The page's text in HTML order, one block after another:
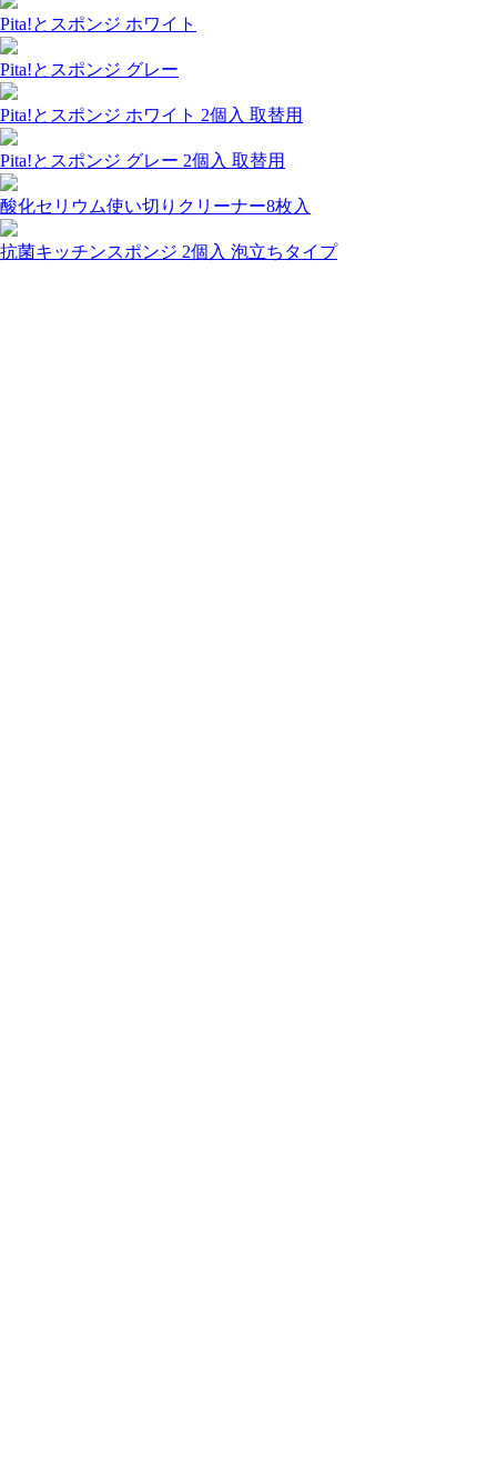
Pita!とスポンジ ホワイト
Pita!とスポンジ グレー
Pita!とスポンジ ホワイト 2個入 取替用
Pita!とスポンジ グレー 2個入 取替用
酸化セリウム使い切りクリーナー8枚入
抗菌キッチンスポンジ 2個入 泡立ちタイプ